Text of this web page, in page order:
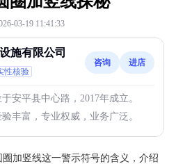
03-19 11:41:33
施有限公司
性核验
咨询 进店
安平县中心路，2017年成立。
丰富，专业权威，业务广泛。
加竖线这一警示符号的含义，介绍